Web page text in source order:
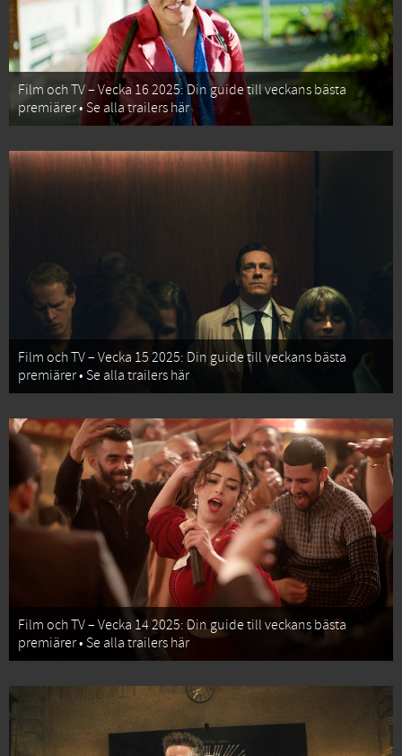
Film och TV – Vecka 16 2025: Din guide till veckans bästa
premiärer • Se alla trailers här
Film och TV – Vecka 15 2025: Din guide till veckans bästa
premiärer • Se alla trailers här
Film och TV – Vecka 14 2025: Din guide till veckans bästa
premiärer • Se alla trailers här